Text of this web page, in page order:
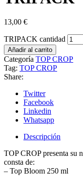
13,00 €
TRIPACK cantidad
Añadir al carrito
Categoría TOP CROP
Tag: TOP CROP
Share:
Twitter
Facebook
Linkedin
Whatsapp
Descripción
TOP CROP presenta su
consta de:
– Top Bloom 250 ml